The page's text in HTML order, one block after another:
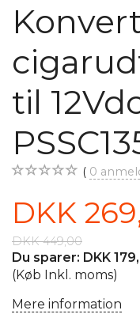
til
0
DKK
DKK 449,00
Du sparer: DKK
(Køb Inkl. moms)
Mere information